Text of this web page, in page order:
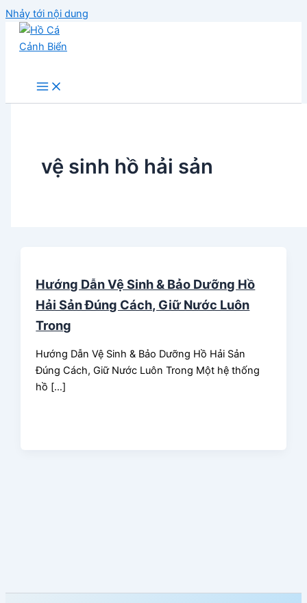
Nhảy tới nội dung
vệ sinh hồ hải sản
Hướng Dẫn Vệ Sinh & Bảo Dưỡng Hồ
Hải Sản Đúng Cách, Giữ Nước Luôn
Trong
Hướng Dẫn Vệ Sinh & Bảo Dưỡng Hồ Hải Sản
Đúng Cách, Giữ Nước Luôn Trong Một hệ thống
hồ […]